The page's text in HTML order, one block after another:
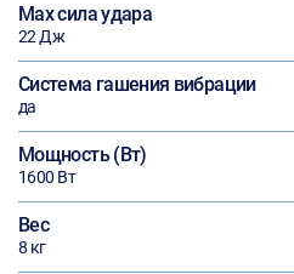
Max сила удара
22 Дж
Система гашения вибрации
да
Мощность (Вт)
1600 Вт
Вес
8 кг